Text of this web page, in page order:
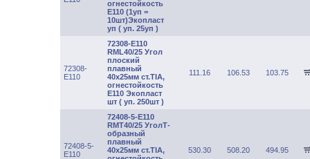
огнестойкость
Е110 (1уп =
10шт)Экопласт
уп ( уп. 25уп )
72308-
E110
72308-E110
RML40/25 Угол
плоский
плавный
40х25мм ст.TIA,
огнестойкость
Е110 Экопласт
шт ( уп. 250шт )
111.16 106.53 103.75
72408-5-
E110
72408-5-E110
RMT40/25 УголТ-
образный
плавный
40х25мм ст.TIA,
530.30 508.20 494.95